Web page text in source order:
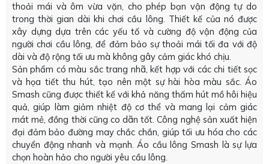
thoải mái và ôm vừa vặn, cho phép bạn vận động tự do
trong thời gian dài khi chơi cầu lông. Thiết kế của nó được
xây dựng dựa trên các yếu tố và cường độ vận động của
người chơi cầu lông, để đảm bảo sự thoải mái tối đa với độ
dài và độ rộng tối ưu mà không gây cảm giác khó chịu.
Sản phẩm có màu sắc trang nhã, kết hợp với các chi tiết sọc
và họa tiết thu hút, tạo nên một sự hài hòa màu sắc. Áo
Smash cũng được thiết kế với khả năng thấm hút mồ hôi hiệu
quả, giúp làm giảm nhiệt độ cơ thể và mang lại cảm giác
mát mẻ, đồng thời cũng co dãn tốt. Công nghệ sản xuất hiện
đại đảm bảo đường may chắc chắn, giúp tối ưu hóa cho các
chuyển động nhanh và mạnh. Áo cầu lông Smash là sự lựa
chọn hoàn hảo cho người yêu cầu lông.